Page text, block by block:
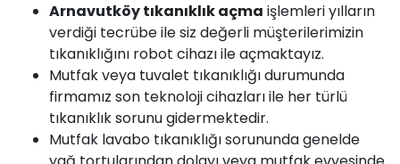
Arnavutköytıkanıklıkaçma işlemleri yılların
verdiği tecrübe ile siz değerli müşterilerimizin
tıkanıklığını robot cihazı ile açmaktayız.
Mutfakveya tuvalet tıkanıklığıdurumunda
firmamız son teknoloji cihazları ile her türlü
tıkanıklık sorunugidermektedir.
Mutfak lavabo tıkanıklığı sorununda genelde